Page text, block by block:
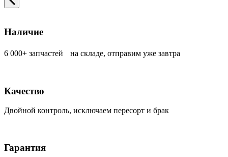
Наличие
6 000+ запчастей на складе, отправим уже завтра
Качество
Двойной контроль, исключаем пересорт и брак
Гарантия